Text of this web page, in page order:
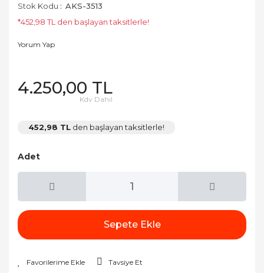
Stok Kodu
AKS-3513
*452,98 TL den başlayan taksitlerle!
Yorum Yap
4.250,00 TL
Kdv Dahil
452,98 TL den başlayan taksitlerle!
Adet
Sepete Ekle
Tavsiye Et